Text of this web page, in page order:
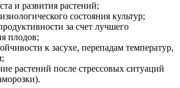
и развития растений;
состояния культур;
за счет лучшего
плодов;
к засухе, перепадам температур,
растений после стрессовых ситуаций